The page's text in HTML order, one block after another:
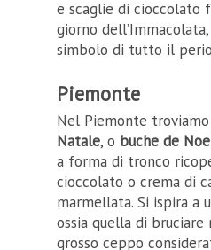
e scaglie di cioccolato
giorno
simbolo di tutto il
Piemonte
Nel Piemonte
Natale, o buche de
a forma di tronco
cioccolato o crema di
marmellata. Si ispira a
ossia quella di bruciare
grosso ceppo